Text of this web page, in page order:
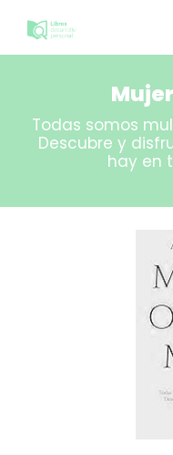
Todas somos
Descubre y
hay en